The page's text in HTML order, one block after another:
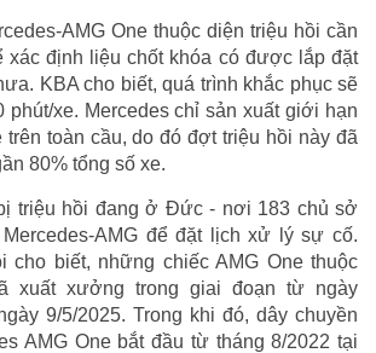
AMG One thuộc diện triệu hồi cần
xác định liệu chốt khóa có được lắp đặt
KBA cho biết, quá trình khắc phục sẽ
phút/xe. Mercedes chỉ sản xuất giới hạn
trên toàn cầu, do đó đợt triệu hồi này đã
80% tổng số xe.
triệu hồi đang ở Đức - nơi 183 chủ sở
AMG để đặt lịch xử lý sự cố.
cho biết, những chiếc AMG One thuộc
xuất xưởng trong giai đoạn từ ngày
9/5/2025. Trong khi đó, dây chuyền
AMG One bắt đầu từ tháng 8/2022 tại